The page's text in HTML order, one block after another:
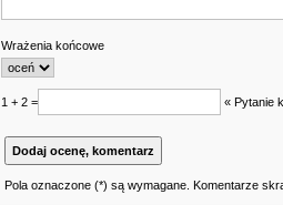
Wrażenia końcowe
1 + 2 = « Pytanie
Pola oznaczone (*) są wymagane. Komentarze